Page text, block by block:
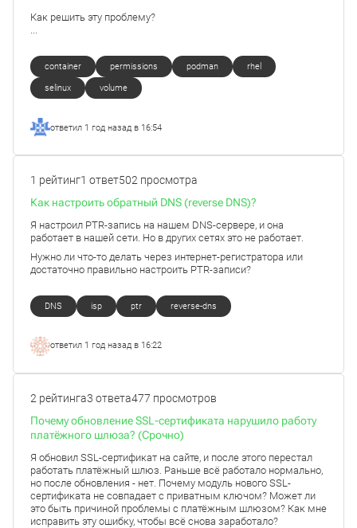
Как решить эту проблему?
...
container permissions podman rhel
selinux volume
ответил 1 год назад в 16:54
Как настроить обратный DNS (reverse DNS)?
Я настроил PTR-запись на нашем DNS-сервере, и она
работает в нашей сети. Но в других сетях это не работает.
Нужно ли что-то делать через интернет-регистратора или
достаточно правильно настроить PTR-записи?
DNS isp ptr reverse-dns
1 рейтинг1 ответ502 просмотра
ответил 1 год назад в 16:22
Почему обновление SSL-сертификата нарушило работу
платёжного шлюза? (Срочно)
Я обновил SSL-сертификат на сайте, и после этого перестал
работать платёжный шлюз. Раньше всё работало нормально,
но после обновления - нет. Почему модуль нового SSL-
сертификата не совпадает с приватным ключом? Может ли
это быть причиной проблемы с платёжным шлюзом? Как мне
исправить эту ошибку, чтобы всё снова заработало?
2 рейтинга3 ответа477 просмотров